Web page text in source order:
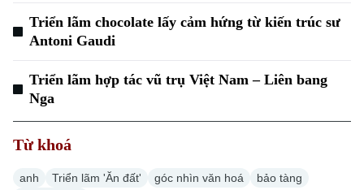
Chuyên mục
Hà Nội
Hà Nội
Triển lãm chocolate lấy cảm hứng từ kiến trúc sư
Antoni Gaudi
Triển lãm hợp tác vũ trụ Việt Nam – Liên bang
Nga
Từ khoá
anh Triển lãm 'Ăn đất' góc nhìn văn hoá
bảo tàng